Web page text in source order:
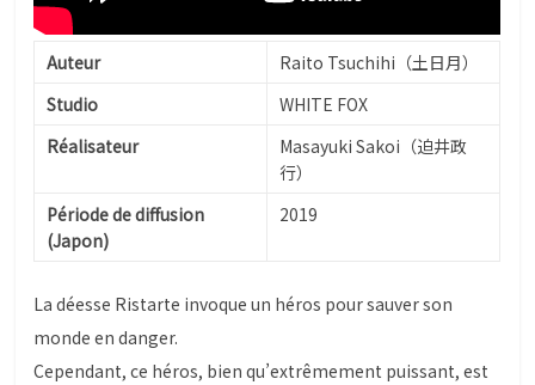
Auteur
Raito Tsuchihi（土日月）
Studio
WHITE FOX
Réalisateur
Masayuki Sakoi（迫井政
行）
Période de diffusion
(Japon)
2019
La déesse Ristarte invoque un héros pour sauver son
monde en danger.
Cependant, ce héros, bien qu’extrêmement puissant, est